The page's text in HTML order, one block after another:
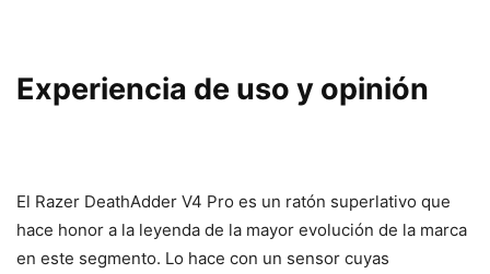
Experiencia de uso y opinión
El Razer DeathAdder V4 Pro es un ratón superlativo que
hace honor a la leyenda de la mayor evolución de la marca
en este segmento. Lo hace con un sensor cuyas